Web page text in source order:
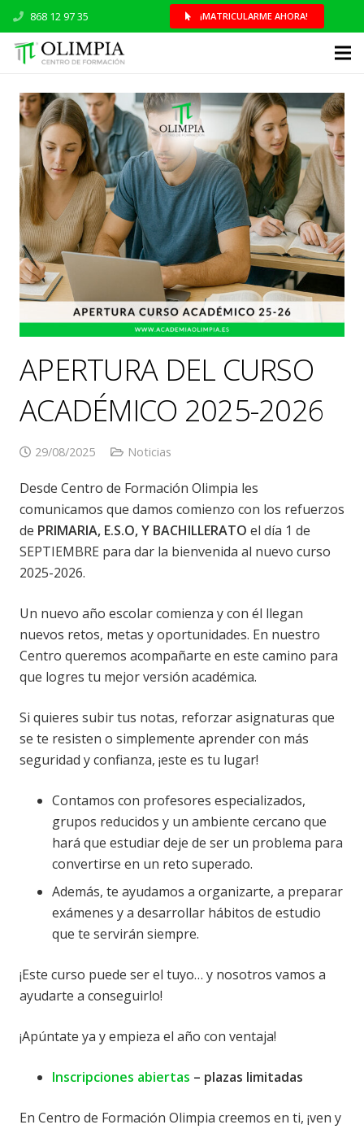
868 12 97 35 ¡MATRICULARME AHORA!
APERTURA DEL CURSO
ACADÉMICO 2025-2026
29/08/2025 Noticias
Desde Centro de Formación Olimpia les
comunicamos que damos comienzo con los refuerzos
de PRIMARIA, E.S.O, Y BACHILLERATO el día 1 de
SEPTIEMBRE para dar la bienvenida al nuevo curso
2025-2026.
Un nuevo año escolar comienza y con él llegan
nuevos retos, metas y oportunidades. En nuestro
Centro queremos acompañarte en este camino para
que logres tu mejor versión académica.
Si quieres subir tus notas, reforzar asignaturas que
se te resisten o simplemente aprender con más
seguridad y confianza, ¡este es tu lugar!
Contamos con profesores especializados,
grupos reducidos y un ambiente cercano que
hará que estudiar deje de ser un problema para
convertirse en un reto superado.
Además, te ayudamos a organizarte, a preparar
exámenes y a desarrollar hábitos de estudio
que te servirán siempre.
¡Este curso puede ser el tuyo… y nosotros vamos a
ayudarte a conseguirlo!
¡Apúntate ya y empieza el año con ventaja!
Inscripciones abiertas – plazas limitadas
En Centro de Formación Olimpia creemos en ti, ¡ven y